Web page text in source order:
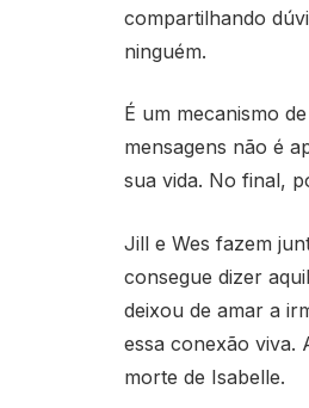
compartilhando
ninguém.
É um mecanismo
mensagens não é
sua vida. No final,
Jill e Wes fazem
consegue dizer
deixou de amar a
essa conexão viva.
morte de Isabelle.